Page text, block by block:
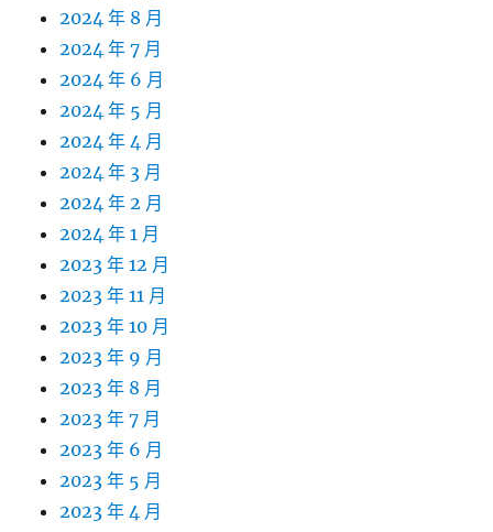
2024 年 8 月
2024 年 7 月
2024 年 6 月
2024 年 5 月
2024 年 4 月
2024 年 3 月
2024 年 2 月
2024 年 1 月
2023 年 12 月
2023 年 11 月
2023 年 10 月
2023 年 9 月
2023 年 8 月
2023 年 7 月
2023 年 6 月
2023 年 5 月
2023 年 4 月